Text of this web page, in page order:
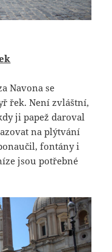
Navona se
řek. Není zvláštní,
ji papež daroval
na plýtvání
fontány i
jsou potřebné